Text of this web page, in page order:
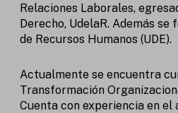
Relaciones Laborales,
Derecho, UdelaR. Además
de Recursos Humanos (UDE).
Actualmente se encuentra
Transformación
Cuenta con experiencia en